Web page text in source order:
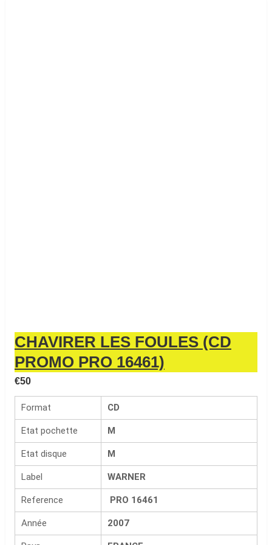
CHAVIRER LES FOULES (CD
PROMO PRO 16461)
€50
Format CD
Etat pochette M
Etat disque M
Label WARNER
Reference PRO 16461
Année 2007